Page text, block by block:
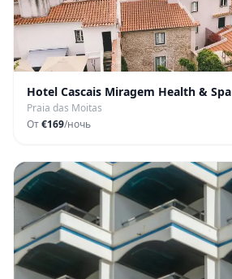
Hotel Cascais Miragem Health & Spa
Praia das Moitas
От€169/ночь